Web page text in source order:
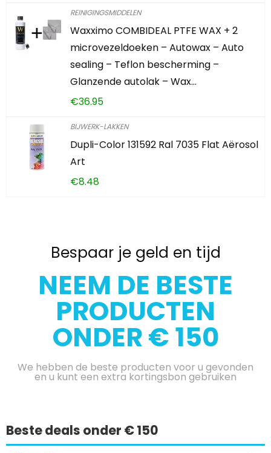
REINIGINGSMIDDELEN
Waxximo COMBIDEAL PTFE WAX + 2
microvezeldoeken – Autowax – Auto
sealing – Teflon bescherming –
Glanzende autolak – Wax…
€36.95
BIJWERK-LAKKEN
Dupli-Color 131592 Ral 7035 Flat Aërosol
Art
€8.48
Bespaar je geld en tijd
NEEM DE BESTE
PRODUCTEN
ONDER € 150
We hebben de beste producten voor u gevonden
en u kunt een extra kortingsbon gebruiken
Beste deals onder € 150